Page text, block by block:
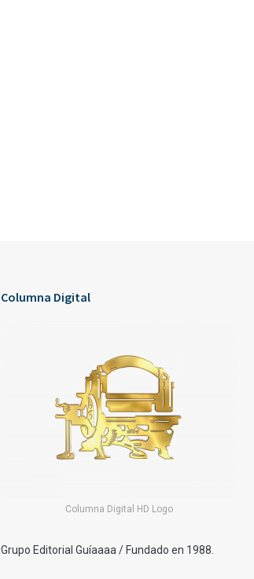
Columna Digital
Columna Digital HD Logo
Grupo Editorial Guíaaaa / Fundado en 1988.